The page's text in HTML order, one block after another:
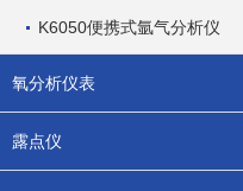
K6050便携式氩气分析仪
氧分析仪表
露点仪